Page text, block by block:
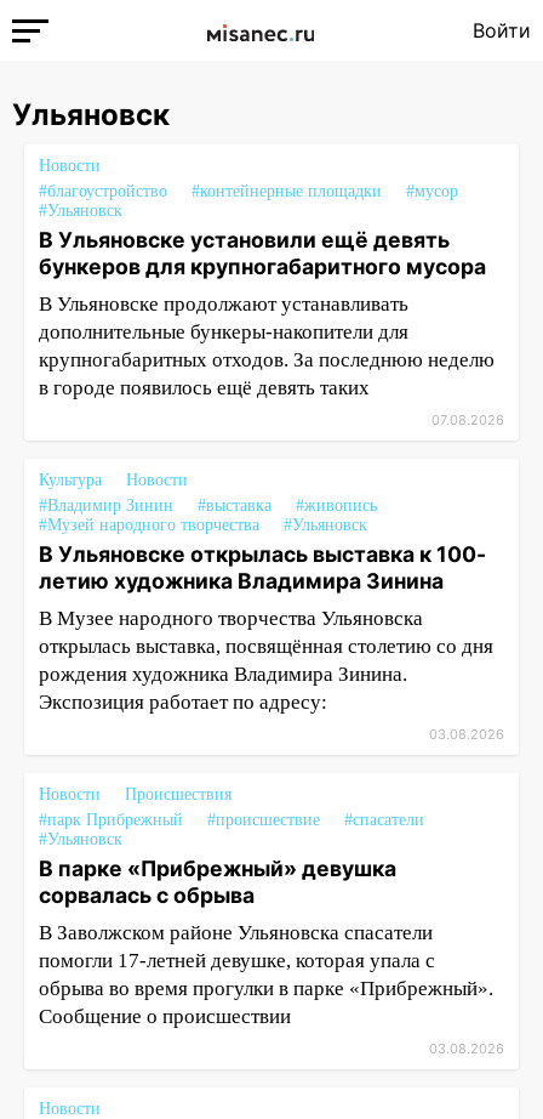
Войти
Ульяновск
Новости
#благоустройство
#контейнерные площадки
#мусор
#Ульяновск
В Ульяновске установили ещё девять
бункеров для крупногабаритного мусора
В Ульяновске продолжают устанавливать
дополнительные бункеры-накопители для
крупногабаритных отходов. За последнюю неделю
в городе появилось ещё девять таких
07.08.2026
Культура
Новости
#Владимир Зинин
#выставка
#живопись
#Музей народного творчества
#Ульяновск
В Ульяновске открылась выставка к 100-
летию художника Владимира Зинина
В Музее народного творчества Ульяновска
открылась выставка, посвящённая столетию со дня
рождения художника Владимира Зинина.
Экспозиция работает по адресу:
03.08.2026
Новости
Происшествия
#парк Прибрежный
#происшествие
#спасатели
#Ульяновск
В парке «Прибрежный» девушка
сорвалась с обрыва
В Заволжском районе Ульяновска спасатели
помогли 17-летней девушке, которая упала с
обрыва во время прогулки в парке «Прибрежный».
Сообщение о происшествии
03.08.2026
Новости